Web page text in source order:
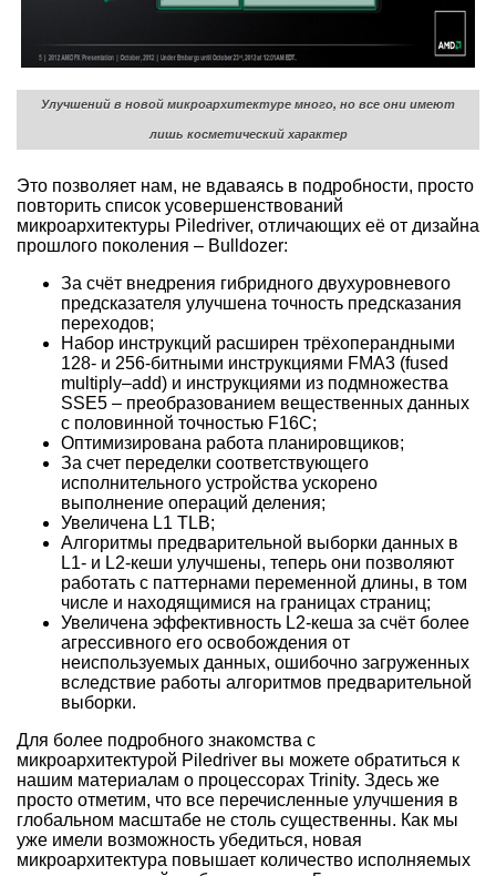
Улучшений в новой микроархитектуре много, но все они имеют
лишь косметический характер
Это позволяет нам, не вдаваясь в подробности, просто
повторить список усовершенствований
микроархитектуры Piledriver, отличающих её от дизайна
прошлого поколения – Bulldozer:
За счёт внедрения гибридного двухуровневого
предсказателя улучшена точность предсказания
переходов;
Набор инструкций расширен трёхоперандными
128- и 256-битными инструкциями FMA3 (fused
multiply–add) и инструкциями из подмножества
SSE5 – преобразованием вещественных данных
с половинной точностью F16C;
Оптимизирована работа планировщиков;
За счет переделки соответствующего
исполнительного устройства ускорено
выполнение операций деления;
Увеличена L1 TLB;
Алгоритмы предварительной выборки данных в
L1- и L2-кеши улучшены, теперь они позволяют
работать с паттернами переменной длины, в том
числе и находящимися на границах страниц;
Увеличена эффективность L2-кеша за счёт более
агрессивного его освобождения от
неиспользуемых данных, ошибочно загруженных
вследствие работы алгоритмов предварительной
выборки.
Для более подробного знакомства с
микроархитектурой Piledriver вы можете обратиться к
нашим материалам о процессорах Trinity. Здесь же
просто отметим, что все перечисленные улучшения в
глобальном масштабе не столь существенны. Как мы
уже имели возможность убедиться, новая
микроархитектура повышает количество исполняемых